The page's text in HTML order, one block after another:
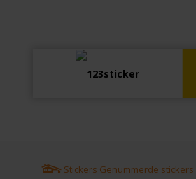
Stickers Genummerde stickers